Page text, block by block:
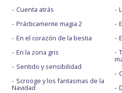
Cuenta atrás
Prácticamente magia 2
En el corazón de la bestia
En la zona gris
Sentido y sensibilidad
Scrooge y los fantasmas de la
Navidad